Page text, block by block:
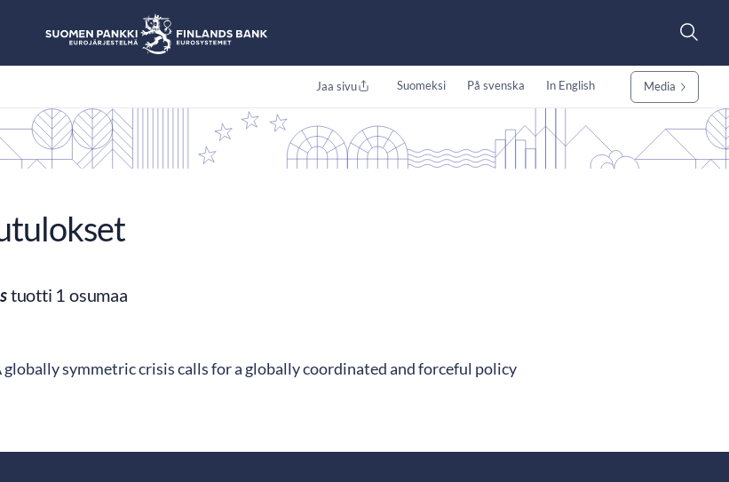
Jaa sivu Suomeksi På svenska In English Media
tuotti 1 osumaa
symmetric crisis calls for a globally coordinated and forceful policy